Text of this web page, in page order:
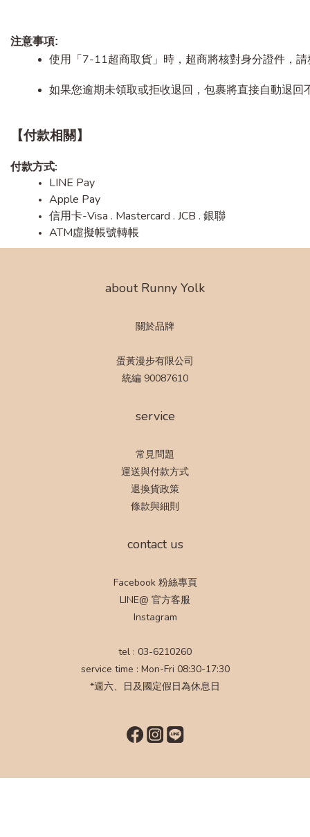
注意事項:
使用「7-11超商取貨」時，超商將核對身分證件，
如果您逾期未領取或拒收退回，包裹將直接自動退
【付款相關】
付款方式:
LINE Pay
Apple Pay
信用卡-Visa . Mastercard . JCB . 銀聯
ATM虛擬帳號轉帳
about Runny Yolk
關於品牌
蛋黃漫步有限公司
統編 90087610
service
常見問題
運送與付款方式
退換貨政策
條款與細則
contact us
Facebook 粉絲專頁
LINE@ 官方客服
Instagram
tel : 03-6210260
service time : Mon-Fri 08:30-17:30
*週六、日及國定假日為休息日